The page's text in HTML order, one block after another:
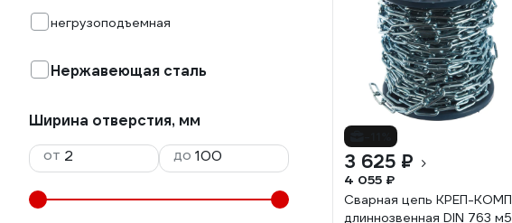
негрузоподъемная
Нержавеющая сталь
Ширина отверстия, мм
от
до 3 625 ₽
4 055 ₽
Сварная цепь КРЕП-КОМП
длиннозвенная DIN 763 м5